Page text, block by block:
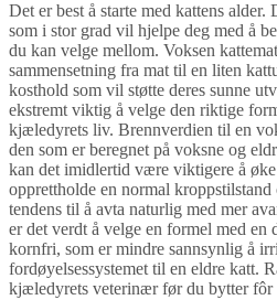
Det er best å starte med kattens alder.
som i stor grad vil hjelpe deg med å
du kan velge mellom. Voksen
sammensetning fra mat til en liten
kosthold som vil støtte deres sunne
ekstremt viktig å velge den riktige
kjæledyrets liv. Brennverdien til en
den som er beregnet på voksne og
kan det imidlertid være viktigere å
opprettholde en normal
tendens til å avta naturlig med mer
er det verdt å velge en formel med en
kornfri, som er mindre sannsynlig å
fordøyelsessystemet til en eldre katt.
kjæledyrets veterinær før du bytter fôr